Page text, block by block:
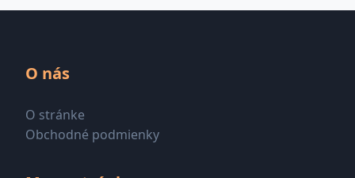
O nás
O stránke
Obchodné podmienky